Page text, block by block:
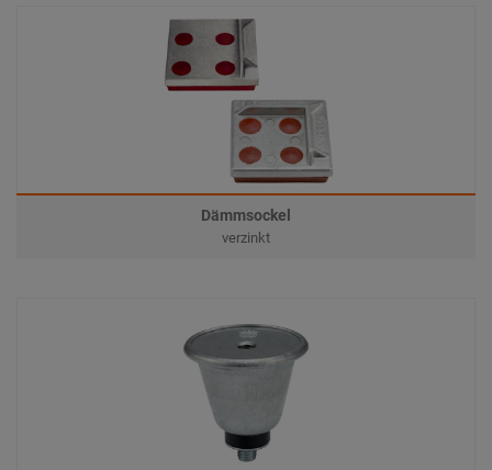
Dämmsockel
verzinkt